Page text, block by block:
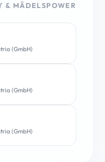
& MÄDELSPOWER
(GmbH)
(GmbH)
(GmbH)